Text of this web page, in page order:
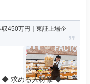
450万円｜東証上場企
める人材像 ◆ ┗━